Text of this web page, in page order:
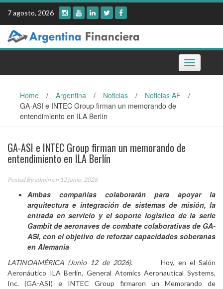
Skip
content
7 agosto, 2026
Toggle
navigation
Home / Argentina / Noticias / Noticias AF
/
GA-ASI e INTEC Group firman un memorando de
entendimiento en ILA Berlín
GA-ASI e INTEC Group firman un memorando de
entendimiento en ILA Berlín
Posted Byadmin on 12 junio, 2026
Ambas compañías colaborarán para apoyar la
arquitectura e integración de sistemas de misión, la
entrada en servicio y el soporte logístico de la serie
Gambit de aeronaves de combate colaborativas de GA-
ASI, con el objetivo de reforzar capacidades soberanas
en Alemania
LATINOAMÉRICA (Junio 12 de 2026).Hoy, en el Salón
Aeronáutico ILA Berlín, General Atomics Aeronautical Systems,
Inc. (GA-ASI) e INTEC Group firmaron un Memorando de